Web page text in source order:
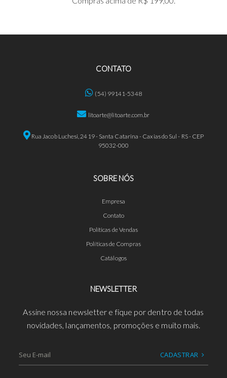
CONTATO
(54) 99141-5348
litoarte@litoarte.com.br
Rua Jacob Luchesi, 2419 - Santa Catarina - Caxias do Sul - RS - CEP
95032-000
SOBRE NÓS
Empresa
Contato
Políticas de Vendas
Políticas de Compras
Catálogos
NEWSLETTER
Assine nossa newsletter e fique por dentro de todas
novidades, lançamentos, promoções e muito mais.
CADASTRAR